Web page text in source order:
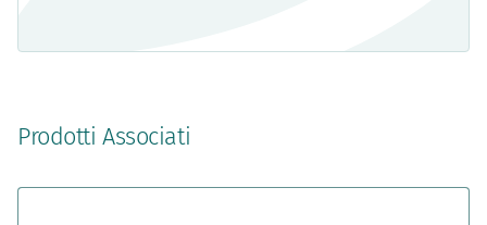
Prodotti Associati